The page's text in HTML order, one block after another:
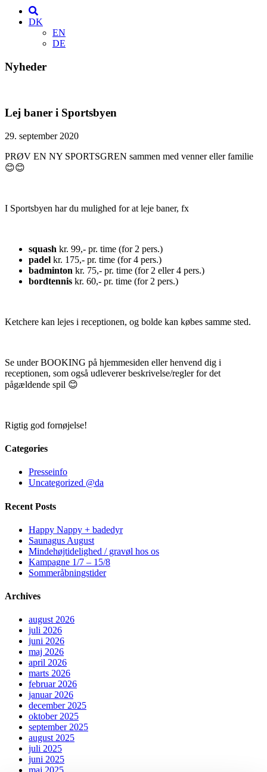
DK
EN
DE
Nyheder
Lej baner i Sportsbyen
29. september 2020
PRØV EN NY SPORTSGREN sammen med venner eller familie
😊😊
I Sportsbyen har du mulighed for at leje baner, fx
squash kr. 99,- pr. time (for 2 pers.)
padel kr. 175,- pr. time (for 4 pers.)
badminton kr. 75,- pr. time (for 2 eller 4 pers.)
bordtennis kr. 60,- pr. time (for 2 pers.)
Ketchere kan lejes i receptionen, og bolde kan købes samme sted.
Se under BOOKING på hjemmesiden eller henvend dig i
receptionen, som også udleverer beskrivelse/regler for det
pågældende spil 😊
Rigtig god fornøjelse!
Categories
Presseinfo
Uncategorized @da
Recent Posts
Happy Nappy + badedyr
Saunagus August
Mindehøjtidelighed / gravøl hos os
Kampagne 1/7 – 15/8
Sommeråbningstider
Archives
august 2026
juli 2026
juni 2026
maj 2026
april 2026
marts 2026
februar 2026
januar 2026
december 2025
oktober 2025
september 2025
august 2025
juli 2025
juni 2025